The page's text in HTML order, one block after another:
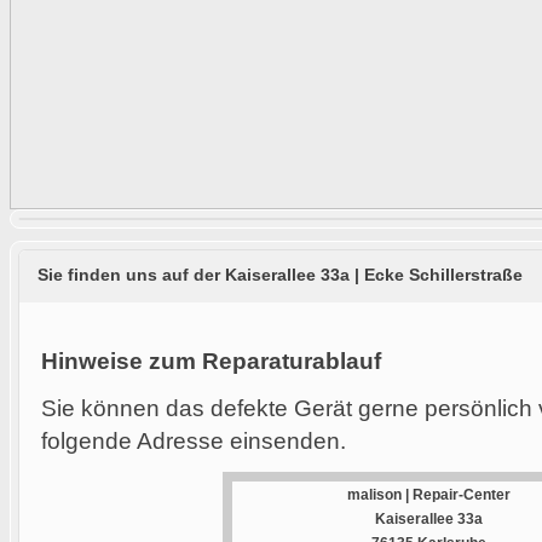
Sie finden uns auf der Kaiserallee 33a | Ecke Schillerstraße
Hinweise zum Reparaturablauf
Sie können das defekte Gerät gerne
folgende Adresse einsenden.
malison | Repair-Center
Kaiserallee 33a